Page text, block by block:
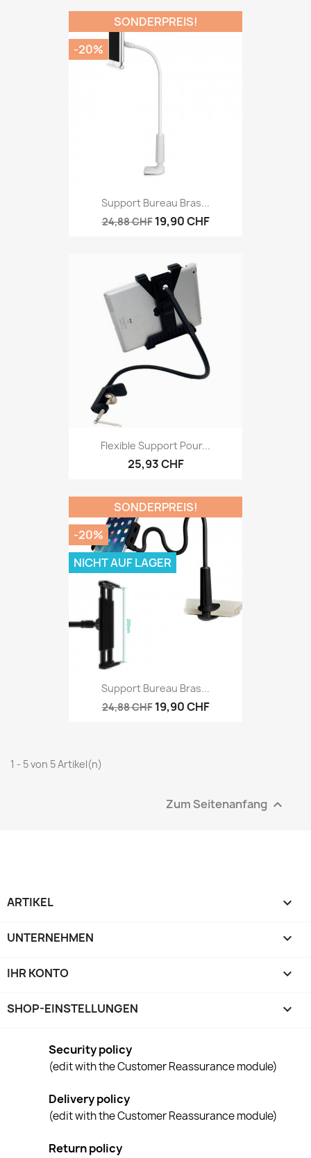
Support Bureau Bras...
24,88 CHF 19,90 CHF
SONDERPREIS!
-20%
Flexible Support Pour...
25,93 CHF
Support Bureau Bras...
24,88 CHF 19,90 CHF
SONDERPREIS!
-20%
NICHT AUF LAGER
1 - 5 von 5 Artikel(n)
Zum Seitenanfang 
ARTIKEL 
UNTERNEHMEN 
IHR KONTO 
SHOP-EINSTELLUNGEN keyboard_arrow_down
Security policy
(edit with the Customer Reassurance module)
Delivery policy
(edit with the Customer Reassurance module)
Return policy